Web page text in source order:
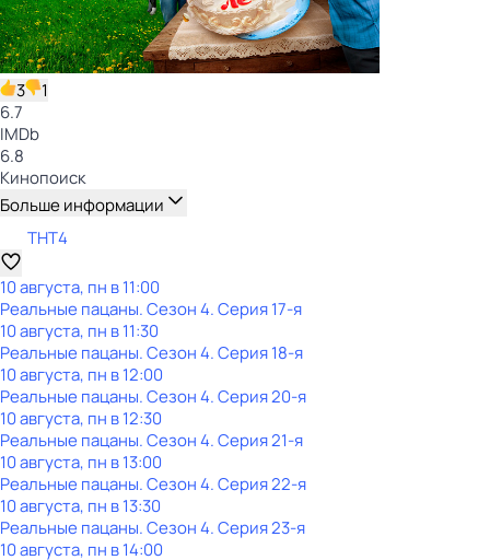
3
1
6.7
IMDb
6.8
Кинопоиск
Больше информации
ТНТ4
10 августа, пн в 11:00
Реальные пацаны. Сезон 4. Серия 17-я
10 августа, пн в 11:30
Реальные пацаны. Сезон 4. Серия 18-я
10 августа, пн в 12:00
Реальные пацаны. Сезон 4. Серия 20-я
10 августа, пн в 12:30
Реальные пацаны. Сезон 4. Серия 21-я
10 августа, пн в 13:00
Реальные пацаны. Сезон 4. Серия 22-я
10 августа, пн в 13:30
Реальные пацаны. Сезон 4. Серия 23-я
10 августа, пн в 14:00